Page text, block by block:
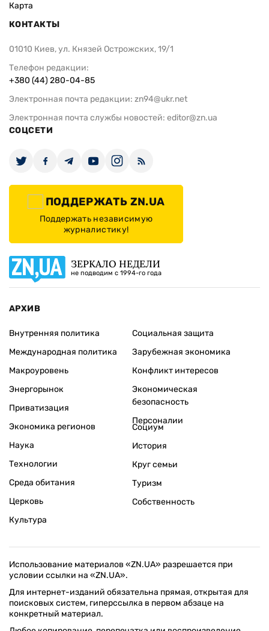
Карта
КОНТАКТЫ
01010 Киев, ул. Князей Острожских, 19/1
Телефон редакции:
+380 (44) 280-04-85
Электронная почта редакции: zn94@ukr.net
Электронная почта службы новостей: editor@zn.ua
СОЦСЕТИ
ПОДДЕРЖАТЬ ZN.UA
Поддержать независимую
журналистику!
ЗЕРКАЛО НЕДЕЛИ
не подводим с 1994-го года
АРХИВ
Внутренняя политика
Международная политика
Макроуровень
Энергорынок
Приватизация
Экономика регионов
Социальная защита
Зарубежная экономика
Конфликт интересов
Экономическая
безопасность
Персоналии
Наука
Технологии
Среда обитания
Церковь
Культура
Социум
История
Круг семьи
Туризм
Собственность
Использование материалов «ZN.UA» разрешается при
условии ссылки на «ZN.UA».
Для интернет-изданий обязательна прямая, открытая для
поисковых систем, гиперссылка в первом абзаце на
конкретный материал.